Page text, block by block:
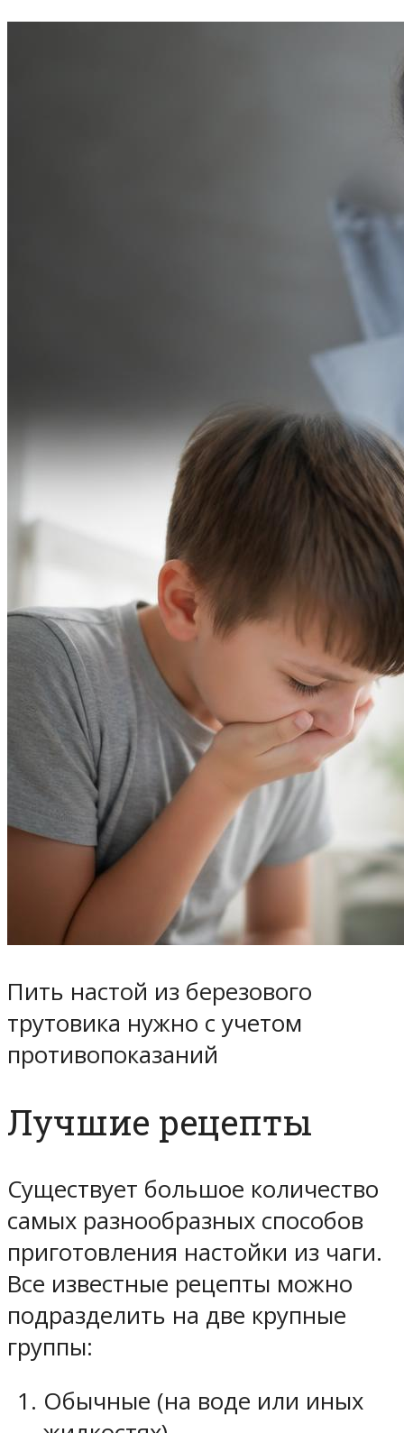
Пить настой из березового
трутовика нужно с учетом
противопоказаний
Лучшие рецепты
Существует большое количество
самых разнообразных способов
приготовления настойки из чаги.
Все известные рецепты можно
подразделить на две крупные
группы:
Обычные (на воде или иных